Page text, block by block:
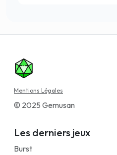
Mentions Légales
© 2025 Gemusan
Les derniers jeux
Burst